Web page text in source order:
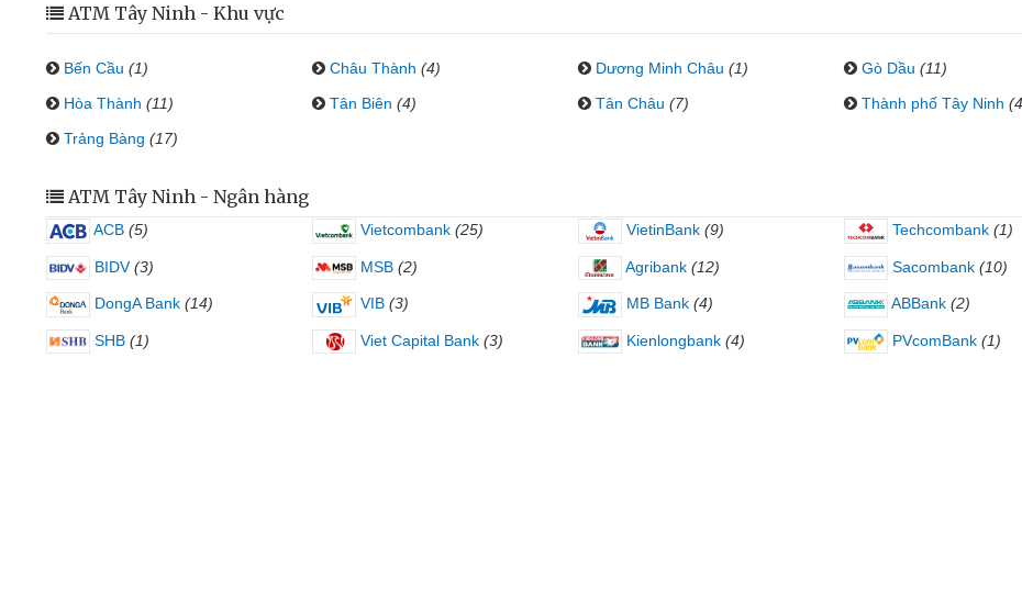
ATM Tây Ninh - Khu vực
Bến Cầu (1) Châu Thành (4) Dương Minh Châu (1) Gò Dầu (11)
Hòa Thành (11) Tân Biên (4) Tân Châu (7) Thành phố Tây Ninh
Trảng Bàng (17)
ATM Tây Ninh - Ngân hàng
ACB (5) Vietcombank (25) VietinBank (9) Techcombank (1)
BIDV (3) MSB (2) Agribank (12) Sacombank (10)
DongA Bank (14) VIB (3) MB Bank (4) ABBank (2)
SHB (1) Viet Capital Bank (3) Kienlongbank (4) PVcomBank (1)